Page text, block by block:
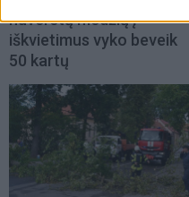
nuverstų medžių į
iškvietimus vyko beveik
50 kartų